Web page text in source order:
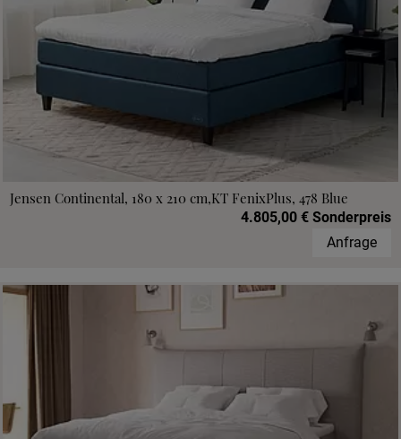
Jensen Continental, 180 x 210 cm,KT FenixPlus, 478 Blue
4.805,00 € Sonderpreis
Anfrage